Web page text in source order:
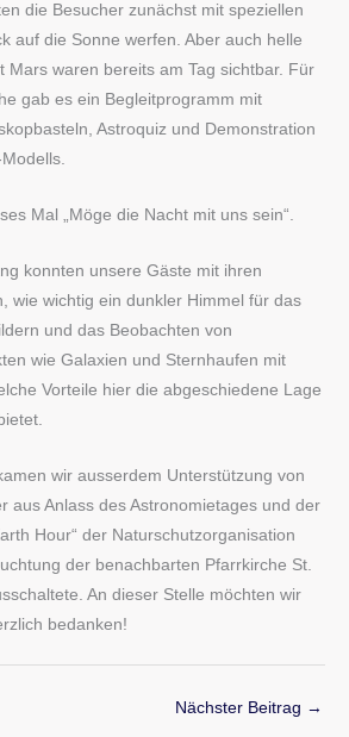
die Besucher zunächst mit speziellen
auf die Sonne werfen. Aber auch helle
Mars waren bereits am Tag sichtbar. Für
gab es ein Begleitprogramm mit
Astroquiz und Demonstration
Mal „Möge die Nacht mit uns sein“.
konnten unsere Gäste mit ihren
wie wichtig ein dunkler Himmel für das
und das Beobachten von
wie Galaxien und Sternhaufen mit
Vorteile hier die abgeschiedene Lage
wir ausserdem Unterstützung von
aus Anlass des Astronomietages und der
Hour“ der Naturschutzorganisation
der benachbarten Pfarrkirche St.
An dieser Stelle möchten wir
bedanken!
Nächster Beitrag →